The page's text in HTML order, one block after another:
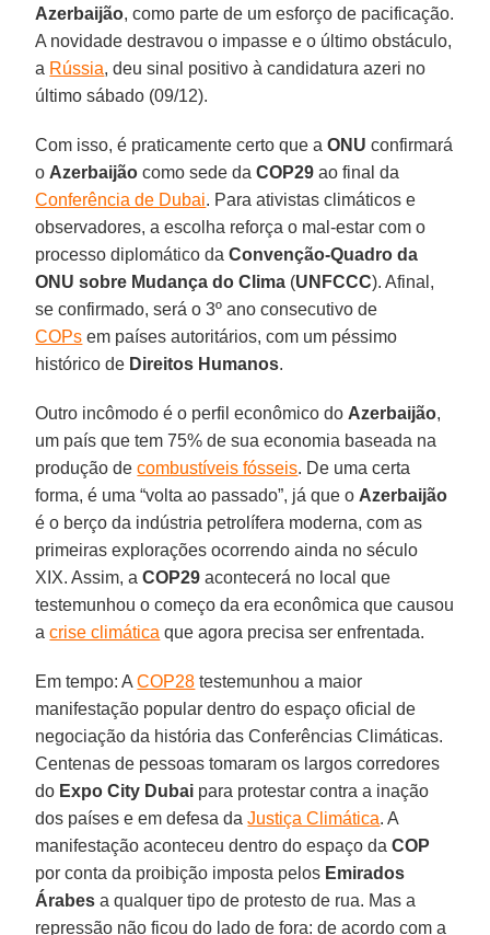
Azerbaijão, como parte de um esforço de pacificação.
A novidade destravou o impasse e o último obstáculo,
a Rússia, deu sinal positivo à candidatura azeri no
último sábado (09/12).
Com isso, é praticamente certo que aONU confirmará
o Azerbaijão como sede daCOP29 ao final da
Conferência de Dubai. Para ativistas climáticos e
observadores, a escolha reforça o mal-estar com o
processo diplomático daConvenção-Quadro da
ONU sobre Mudança do Clima (UNFCCC). Afinal,
se confirmado, será o 3º ano consecutivo de
COPs em países autoritários, com um péssimo
histórico de Direitos Humanos.
Outro incômodo é o perfil econômico do Azerbaijão,
um país que tem 75% de sua economia baseada na
produção decombustíveis fósseis. De uma certa
forma, é uma “volta ao passado”, já que o Azerbaijão
é o berço da indústria petrolífera moderna, com as
primeiras explorações ocorrendo ainda no século
XIX. Assim, aCOP29 acontecerá no local que
testemunhou o começo da era econômica que causou
acrise climática que agora precisa ser enfrentada.
Em tempo: ACOP28 testemunhou a maior
manifestação popular dentro do espaço oficial de
negociação da história das Conferências Climáticas.
Centenas de pessoas tomaram os largos corredores
do Expo City Dubai para protestar contra a inação
dos países e em defesa daJustiça Climática. A
manifestação aconteceu dentro do espaço daCOP
por conta da proibição imposta pelos Emirados
Árabes a qualquer tipo de protesto de rua. Mas a
repressão não ficou do lado de fora: de acordo com a